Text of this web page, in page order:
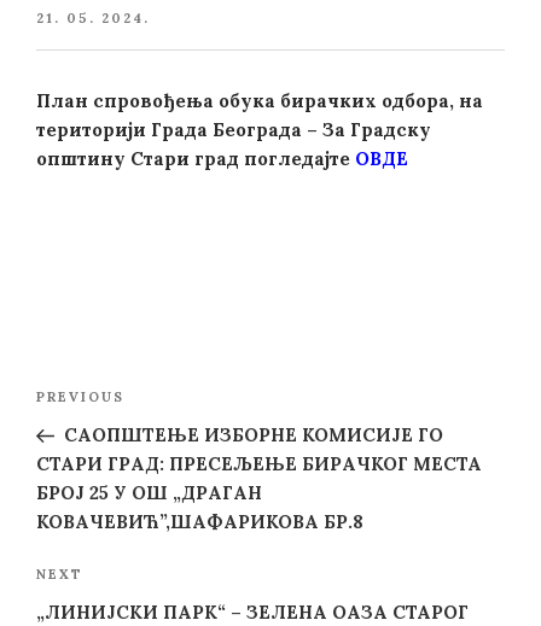
POSTED
21. 05. 2024.
План спровођења обука бирачких одбора, на
територији Града Београда – За Градску
општину Стари град погледајте ОВДЕ
Previous
Post
PREVIOUS
САОПШТЕЊЕ ИЗБОРНЕ КОМИСИЈЕ ГО
СТАРИ ГРАД: ПРЕСЕЉЕЊЕ БИРАЧКОГ МЕСТА
БРОЈ 25 У ОШ „ДРАГАН
КОВАЧЕВИЋ”,ШАФАРИКОВА БР.8
Next
Post
NEXT
„ЛИНИЈСКИ ПАРК“ – ЗЕЛЕНА ОАЗА СТАРОГ